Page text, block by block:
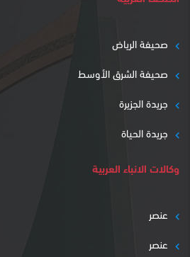
صحيفة الرياض
صحيفة الشرق الأوسط
جريدة الجزيرة
جريدة الحياة
وكالات الانباء العربية
عنصر
عنصر